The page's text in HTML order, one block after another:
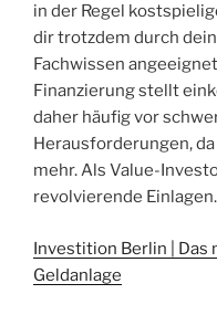
in der Regel
dir trotzdem durch
Fachwissen
Finanzierung stellt
daher häufig vor
Herausforderungen,
mehr. Als Value-
revolvierende Einlagen.
Investition Berlin |
Geldanlage